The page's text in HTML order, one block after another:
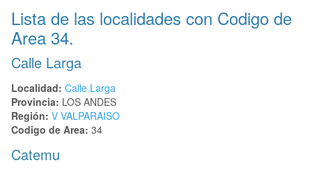
Lista de las localidades con Codigo de
Area 34.
Calle Larga
Localidad: Calle Larga
Provincia: LOS ANDES
Región: V VALPARAISO
Codigo de Area: 34
Catemu